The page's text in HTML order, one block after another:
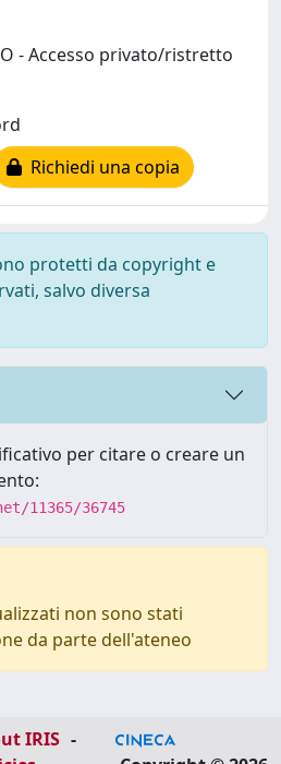
- Accesso privato/ristretto
Richiedi una copia
protetti da copyright e
salvo diversa
per citare o creare un
11365/36745
non sono stati
da parte dell'ateneo
IRIS -